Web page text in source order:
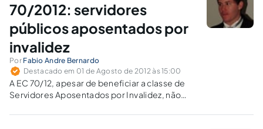
70/2012: servidores
públicos aposentados por
invalidez
Por Fabio Andre Bernardo
Destacado em 01 de Agosto de 2012 às 15:00
A EC 70/12, apesar de beneficiar a classe de
Servidores Aposentados por Invalidez, não
operadores do Direito e aos Tribunais resolver